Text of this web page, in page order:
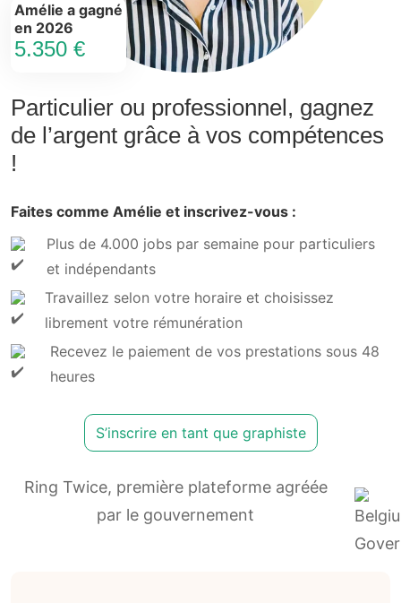
Particulier ou professionnel, gagnez
de l’argent grâce à vos compétences
!
Faites comme Amélie et inscrivez-vous :
Plus de 4.000 jobs par semaine pour particuliers
et indépendants
Travaillez selon votre horaire et choisissez
librement votre rémunération
Recevez le paiement de vos prestations sous 48
heures
S’inscrire en tant que graphiste
Amélie a gagné
en 2026
5.350 €
Ring Twice, première plateforme agréée
par le gouvernement